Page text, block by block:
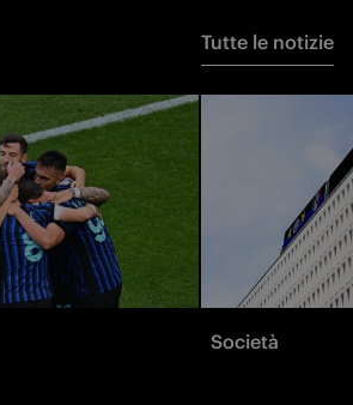
Tutte le notizie
Società